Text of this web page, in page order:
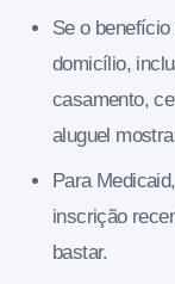
Se o
domicílio,
casamento,
aluguel
Para
inscrição
bastar.